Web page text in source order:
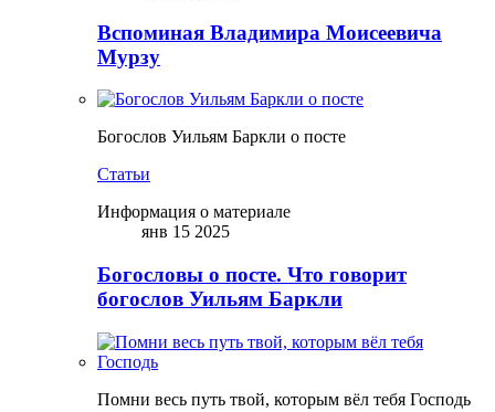
Вспоминая Владимира Моисеевича
Мурзу
Богослов Уильям Баркли о посте
Статьи
Информация о материале
янв 15 2025
Богословы о посте. Что говорит
богослов Уильям Баркли
Помни весь путь твой, которым вёл тебя Господь